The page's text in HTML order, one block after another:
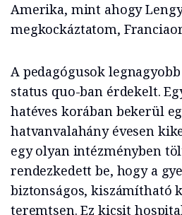
Amerika, mint ahogy
megkockáztatom,
A pedagógusok
status quo-ban érdekelt.
hatéves korában bekerül
hatvanvalahány évesen
egy olyan intézményben
rendezkedett be, hogy a
biztonságos, kiszámítható
teremtsen. Ez kicsit